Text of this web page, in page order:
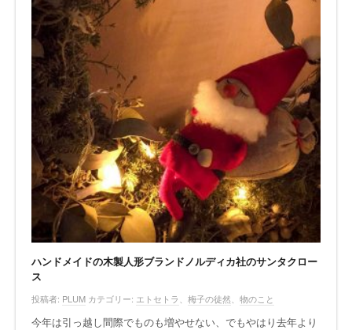
ハンドメイドの木製人形ブランドノルディカ社のサンタクロー
ス
投稿者: PLUM カテゴリー: エトセトラ 梅子の徒然 物のこと
今年は引っ越し間際でものも増やせない、でもやはり去年より